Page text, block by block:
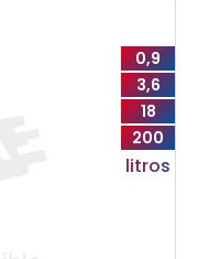
0,9
3,6
18
200
litros